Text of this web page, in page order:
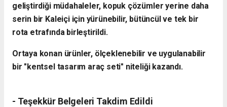
geliştirdiği müdahaleler, kopuk çözümler yerine daha
serin bir Kaleiçi için yürünebilir, bütüncül ve tek bir
rota etrafında birleştirildi.
Ortaya konan ürünler, ölçeklenebilir ve uygulanabilir
bir "kentsel tasarım araç seti" niteliği kazandı.
- ​Teşekkür Belgeleri Takdim Edildi